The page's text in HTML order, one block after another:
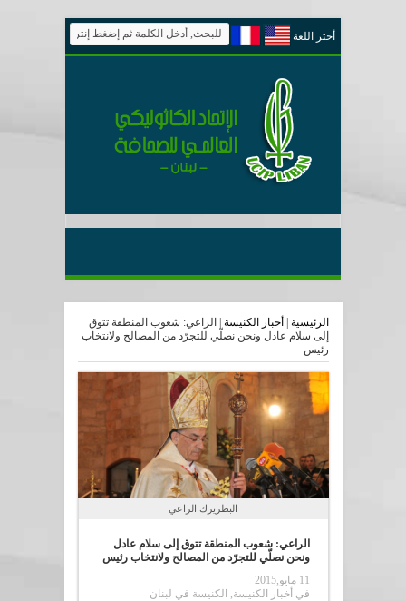
أختر اللغة
الرئيسية أخبار الكنيسة
الراعي: شعوب المنطقة تتوق
إلى سلام عادل ونحن نصلّي للتجرّد من المصالح ولانتخاب
رئيس
البطريرك الراعي
الراعي: شعوب المنطقة تتوق إلى سلام عادل
ونحن نصلّي للتجرّد من المصالح ولانتخاب رئيس
11 مايو,2015
في أخبار الكنيسة الكنيسة في لبنان